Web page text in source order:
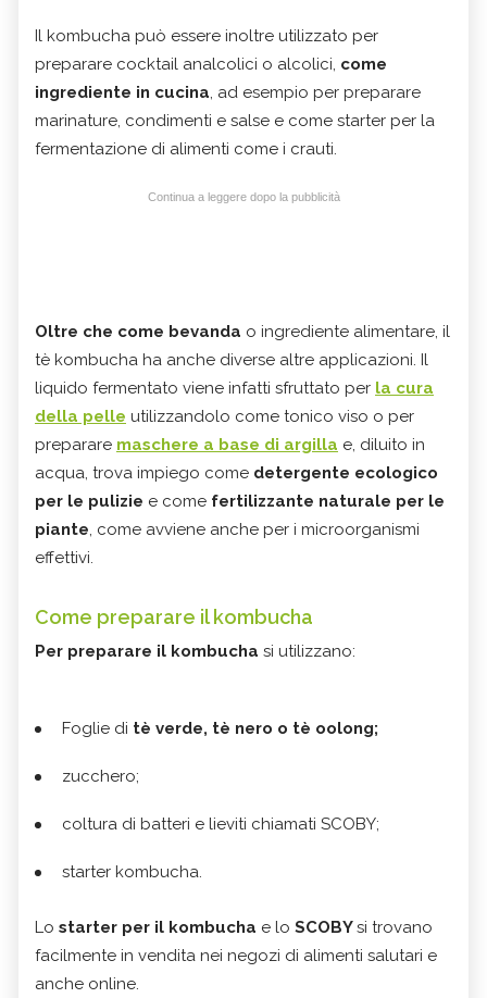
Il kombucha può essere inoltre utilizzato per
preparare cocktail analcolici o alcolici, come
ingrediente in cucina, ad esempio per preparare
marinature, condimenti e salse e come starter per la
fermentazione di alimenti come i crauti.
Continua a leggere dopo la pubblicità
Oltre che come bevanda o ingrediente alimentare, il
tè kombucha ha anche diverse altre applicazioni. Il
liquido fermentato viene infatti sfruttato per la cura
della pelle utilizzandolo come tonico viso o per
preparare maschere a base di argilla e, diluito in
acqua, trova impiego come detergente ecologico
per le pulizie e come fertilizzante naturale per le
piante, come avviene anche per i microorganismi
effettivi.
Come preparare il kombucha
Per preparare il kombucha si utilizzano:
Foglie di tè verde, tè nero o tè oolong;
zucchero;
coltura di batteri e lieviti chiamati SCOBY;
starter kombucha.
Lo starter per il kombucha e lo SCOBYsi trovano
facilmente in vendita nei negozi di alimenti salutari e
anche online.